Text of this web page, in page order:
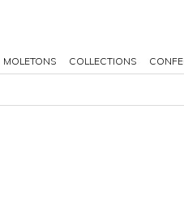
MOLETONS COLLECTIONS